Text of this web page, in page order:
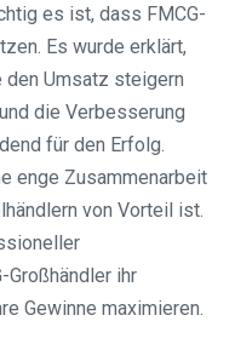
es ist, dass FMCG-
Es wurde erklärt,
Umsatz steigern
die Verbesserung
für den Erfolg.
enge Zusammenarbeit
von Vorteil ist.
Großhändler ihr
Gewinne maximieren.